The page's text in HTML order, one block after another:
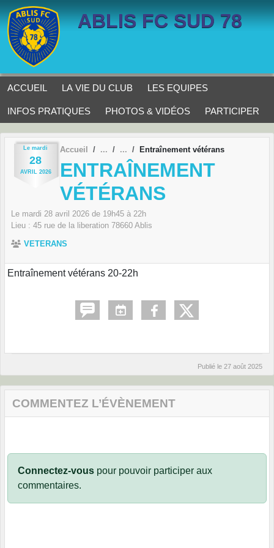
ABLIS FC SUD 78
ACCUEIL LA VIE DU CLUB LES EQUIPES
INFOS PRATIQUES PHOTOS & VIDÉOS PARTICIPER
Le mardi
28
AVRIL 2026
Accueil Entraînement vétérans
ENTRAÎNEMENT
VÉTÉRANS
Le mardi 28 avril 2026 de 19h45 à 22h
Lieu : 45 rue de la liberation 78660 Ablis
VETERANS
Entraînement vétérans 20-22h
Publié le 27 août 2025
COMMENTEZ L’ÉVÈNEMENT
Connectez-vous pour pouvoir participer aux
commentaires.
Panneau de gestion des cookies